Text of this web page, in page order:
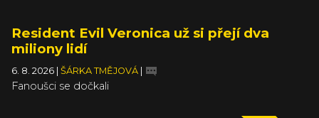
Resident Evil Veronica už si přejí dva
miliony lidí
6. 8. 2026 | ŠÁRKA TMĚJOVÁ |
Fanoušci se dočkali